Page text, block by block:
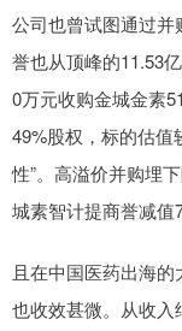
公司也曾试图通过
誉也从顶峰的11.53
0万元收购金城金素
49%股权，标的估值
性”。高溢价并购埋
城素智计提商誉减值
且在中国医药出海
也收效甚微。从收入